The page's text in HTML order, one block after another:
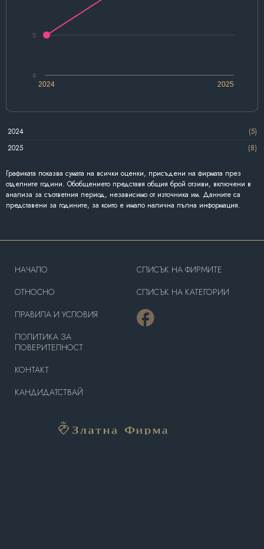
2024 2025
4
5
2024
(5)
2025
(8)
Графиката показва сумата на всички оценки, присъдени на фирмата през
отделните години. Обобщението представя общия брой отзиви, включени в
анализа за съответния период, независимо от източника им. Данните са
представени за годините, за които е имало налична пълна информация.
HAЧАЛО
OТНОСНО
ПРАВИЛА И УСЛОВИЯ
ПОЛИТИКА ЗА
ПОВЕРИТЕЛНОСТ
КОНТАКТ
КАНДИДАТСТВАЙ
СПИСЪК НА ФИРМИТЕ
СПИСЪК НА КАТЕГОРИИ